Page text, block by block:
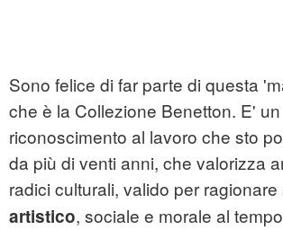
Sono felice di far parte di questa
che è la Collezione Benetton. E' un
riconoscimento al lavoro che sto
da più di venti anni, che valorizza
radici culturali, valido per ragionare
artistico, sociale e morale al